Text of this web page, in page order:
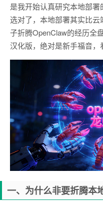
是我开始认真研究本地部
选对了，本地部署其实比
子折腾OpenClaw的经历全
汉化版，绝对是新手福音，
一、为什么非要折腾本